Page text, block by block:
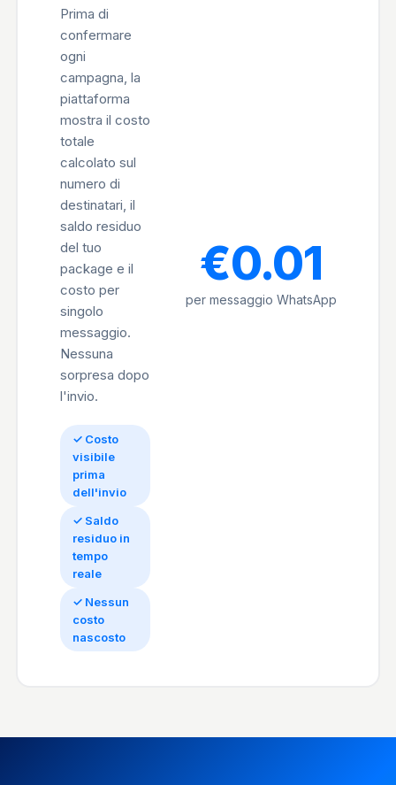
Prima di
confermare
ogni
campagna, la
piattaforma
mostra il costo
totale
calcolato sul
numero di
destinatari, il
saldo residuo
del tuo
package e il
costo per
singolo
messaggio.
Nessuna
sorpresa dopo
l'invio.
✓ Costo
visibile
prima
dell'invio
✓ Saldo
residuo in
tempo
reale
✓ Nessun
costo
nascosto
€0.01
per messaggio WhatsApp